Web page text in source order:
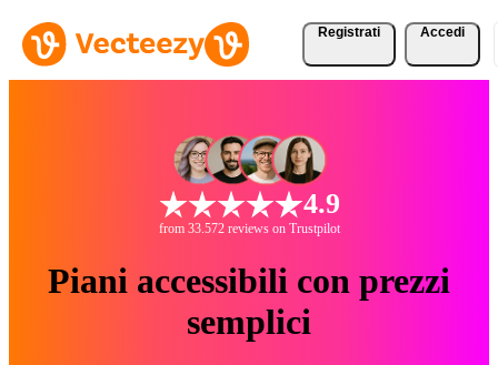
Registrati Accedi
4.9
from 33.572 reviews on Trustpilot
Piani accessibili con prezzi
semplici